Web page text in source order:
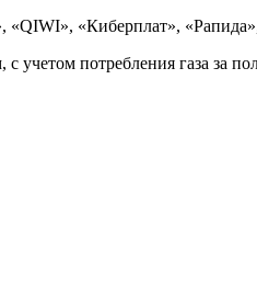
«QIWI», «Киберплат»,
потребления газа за